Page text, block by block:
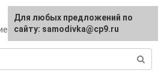
для дома и участка
Для любых предложений по
сайту: samodivka@cp9.ru